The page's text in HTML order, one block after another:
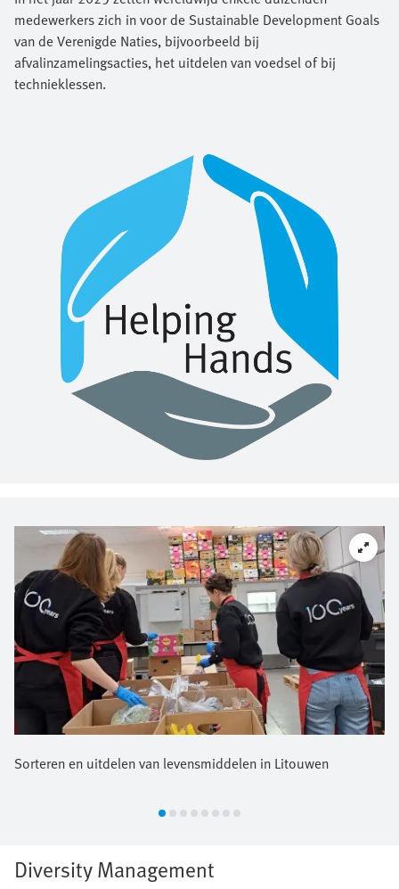
medewerkers zich in voor de Sustainable Development Goals
van de Verenigde Naties, bijvoorbeeld bij
afvalinzamelingsacties, het uitdelen van voedsel of bij
technieklessen.
Sorteren en uitdelen van levensmiddelen in Litouwen
Diversity Management